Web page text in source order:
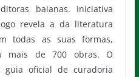
baianas. Iniciativa
revela a da literatura
todas as suas formas,
mais de 700 obras. O
guia oficial de curadoria